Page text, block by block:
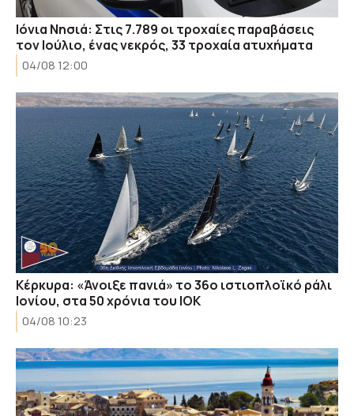
Ιόνια Νησιά: Στις 7.789 οι τροχαίες παραβάσεις
τον Ιούλιο, ένας νεκρός, 33 τροχαία ατυχήματα
04/08 12:00
Κέρκυρα: «Άνοιξε πανιά» το 36ο ιστιοπλοϊκό ράλι
Ιονίου, στα 50 χρόνια του ΙΟΚ
04/08 10:23